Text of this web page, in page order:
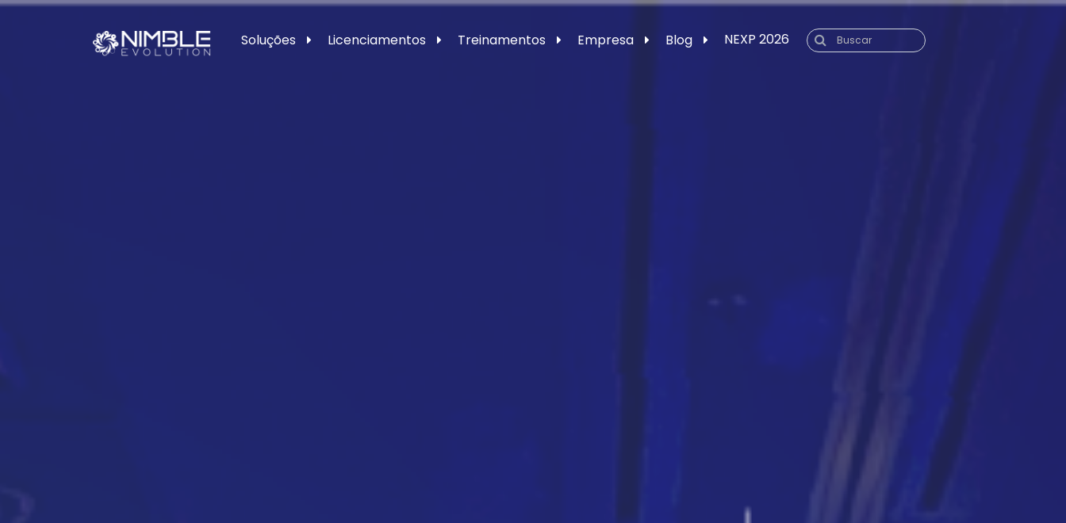
Soluções Licenciamentos Treinamentos Empresa Blog NEXP 2026